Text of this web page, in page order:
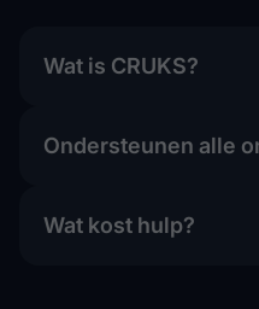
Wat is CRUKS?
Ondersteunen alle
Wat kost hulp?